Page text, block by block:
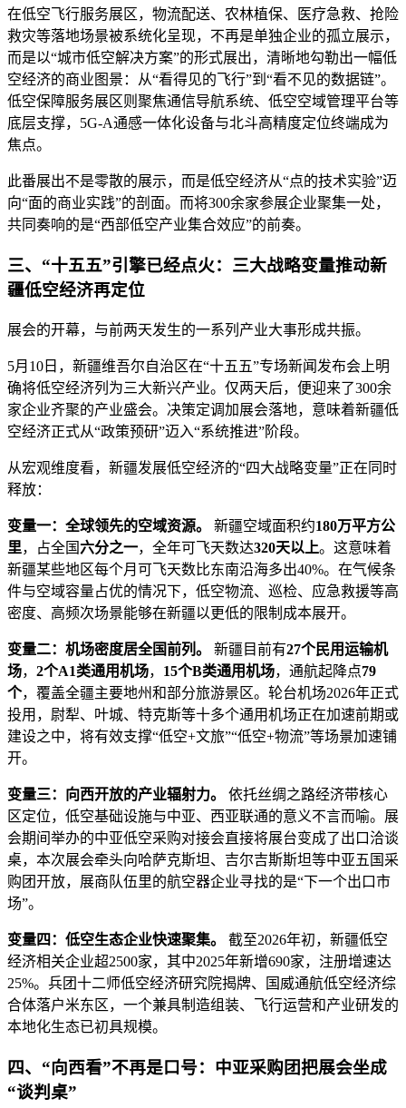
在低空飞行服务展区，物流配送、农林植保、医疗急救、抢险
救灾等落地场景被系统化呈现，不再是单独企业的孤立展示，
而是以“城市低空解决方案”的形式展出，清晰地勾勒出一幅低
空经济的商业图景：从“看得见的飞行”到“看不见的数据链”。
低空保障服务展区则聚焦通信导航系统、低空空域管理平台等
底层支撑，5G-A通感一体化设备与北斗高精度定位终端成为
焦点。
此番展出不是零散的展示，而是低空经济从“点的技术实验”迈
向“面的商业实践”的剖面。而将300余家参展企业聚集一处，
共同奏响的是“西部低空产业集合效应”的前奏。
三、“十五五”引擎已经点火：三大战略变量推动新
疆低空经济再定位
展会的开幕，与前两天发生的一系列产业大事形成共振。
5月10日，新疆维吾尔自治区在“十五五”专场新闻发布会上明
确将低空经济列为三大新兴产业。仅两天后，便迎来了300余
家企业齐聚的产业盛会。决策定调加展会落地，意味着新疆低
空经济正式从“政策预研”迈入“系统推进”阶段。
从宏观维度看，新疆发展低空经济的“四大战略变量”正在同时
释放：
变量一：全球领先的空域资源。 新疆空域面积约180万平方公
里，占全国 六分之一，全年可飞天数达320天以上。这意味着
新疆某些地区每个月可飞天数比东南沿海多出40%。在气候条
件与空域容量占优的情况下，低空物流、巡检、应急救援等高
密度、高频次场景能够在新疆以更低的限制成本展开。
变量二：机场密度居全国前列。 新疆目前有27个民用运输机
场， 2个A1类通用机场， 15个B类通用机场，通航起降点79
个，覆盖全疆主要地州和部分旅游景区。轮台机场2026年正式
投用，尉犁、叶城、特克斯等十多个通用机场正在加速前期或
建设之中，将有效支撑“低空+文旅”“低空+物流”等场景加速铺
开。
变量三：向西开放的产业辐射力。
依托丝绸之路经济带核心
区定位，低空基础设施与中亚、西亚联通的意义不言而喻。展
会期间举办的中亚低空采购对接会直接将展台变成了出口洽谈
桌，本次展会牵头向哈萨克斯坦、吉尔吉斯斯坦等中亚五国采
购团开放，展商队伍里的航空器企业寻找的是“下一个出口市
场”。
变量四：低空生态企业快速聚集。
截至2026年初，新疆低空
经济相关企业超2500家，其中2025年新增690家，注册增速达
25%。兵团十二师低空经济研究院揭牌、国威通航低空经济综
合体落户米东区，一个兼具制造组装、飞行运营和产业研发的
本地化生态已初具规模。
四、“向西看”不再是口号：中亚采购团把展会坐成
“谈判桌”